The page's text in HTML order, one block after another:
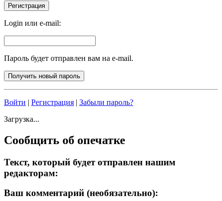
Login или e-mail:
Пароль будет отправлен вам на e-mail.
Войти | Регистрация | Забыли пароль?
Загрузка...
Сообщить об опечатке
Текст, который будет отправлен нашим
редакторам:
Ваш комментарий (необязательно):